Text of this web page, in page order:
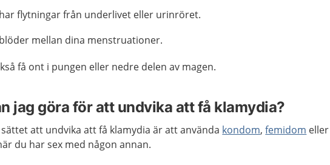
flytningar från underlivet eller urinröret.
mellan dina menstruationer.
få ont i pungen eller nedre delen av magen.
jag göra för att undvika att få klamydia?
att undvika att få klamydia är att använda kondom,femidom eller
du har sex med någon annan.